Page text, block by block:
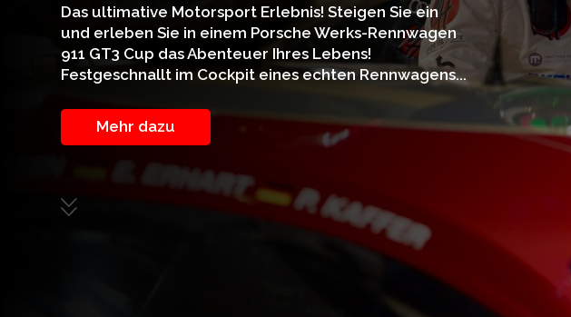
Das ultimative Motorsport Erlebnis! Steigen Sie ein
und erleben Sie in einem Porsche Werks-Rennwagen
911 GT3 Cup das Abenteuer Ihres Lebens!
Festgeschnallt im Cockpit eines echten Rennwagens...
Mehr dazu